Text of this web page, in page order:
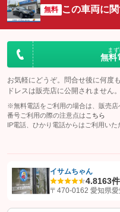
無料 この車両に
ま
無料
お気軽にどうぞ。問合せ後に何度
ドレスは販売店に公開されません。
※無料電話をご利用の場合は、販売
番号ご利用の際の注意点は こちら
IP電話、ひかり電話からはご利用いた
【STEP1】認証画面でグーネット
イサムちゃん
4.8163件
〒470-0162 愛知県